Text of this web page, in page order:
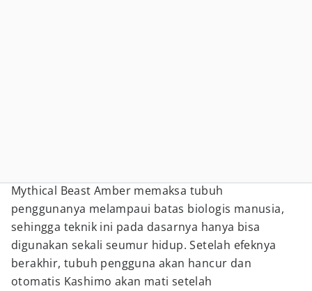
Mythical Beast Amber memaksa tubuh
penggunanya melampaui batas biologis manusia,
sehingga teknik ini pada dasarnya hanya bisa
digunakan sekali seumur hidup. Setelah efeknya
berakhir, tubuh pengguna akan hancur dan
otomatis Kashimo akan mati setelah